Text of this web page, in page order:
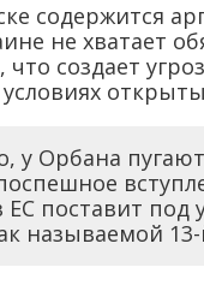
содержится
не хватает
создает
у Орбана
поставит под
называемой